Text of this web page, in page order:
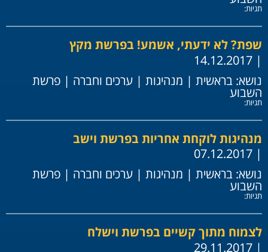
תגיות:
שפת? לא ידעתי, אשמע! בפרשת מקץ
| 14.12.2017
נושא: בראשית | מנהיגות | ערכים וחברה | פרשת
השבוע
תגיות:
מנהיגות לוקחת אחריות בפרשת וישב
| 07.12.2017
נושא: בראשית | מנהיגות | ערכים וחברה | פרשת
השבוע
תגיות:
לצמוח מתוך קשיים בפרשת וישלח
| 29.11.2017